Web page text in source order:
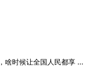
啥时候让全国人民都享 ...